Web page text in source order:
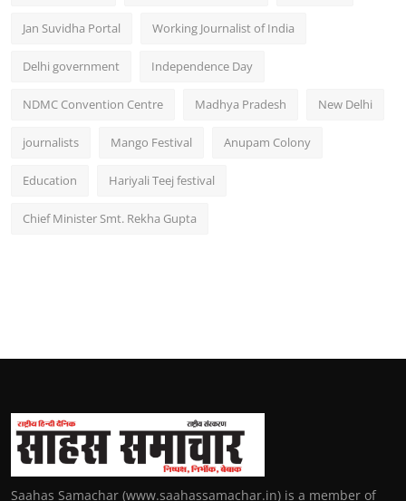
Jan Suvidha Portal Working Journalist of India
Delhi government Independence Day
NDMC Convention Centre Madhya Pradesh New Delhi
journalists Mango Festival Anupam Colony
Education Hariyali Teej festival
Chief Minister Smt. Rekha Gupta
Saahas Samachar (www.saahassamachar.in) is a member of